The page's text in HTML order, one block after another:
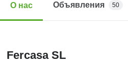
О нас Объявления 50
Fercasa SL